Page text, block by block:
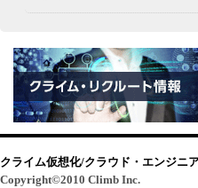
クライム仮想化/クラウド・エンジニ
Copyright©2010 Climb Inc.